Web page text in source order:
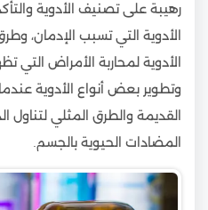
رهيبة على تصنيف الأدوية
الأدوية التي تسبب الإدمان،
الأدوية لمحاربة الأمراض التي
وتطوير بعض أنواع الأدوية
القديمة والطرق المثلي لتناول
المضادات الحيوية بالجسم.